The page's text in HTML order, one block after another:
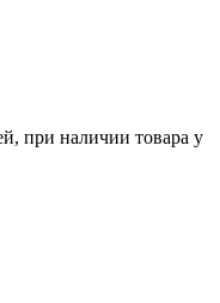
при наличии товара у